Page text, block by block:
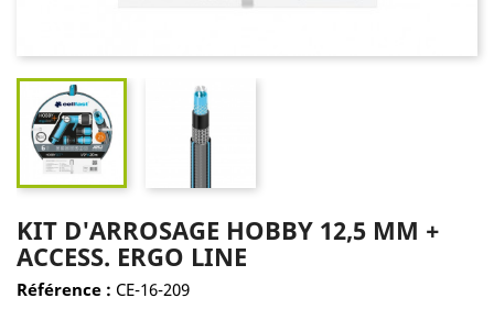
KIT D'ARROSAGE HOBBY 12,5 MM +
ACCESS. ERGO LINE
Référence : CE-16-209